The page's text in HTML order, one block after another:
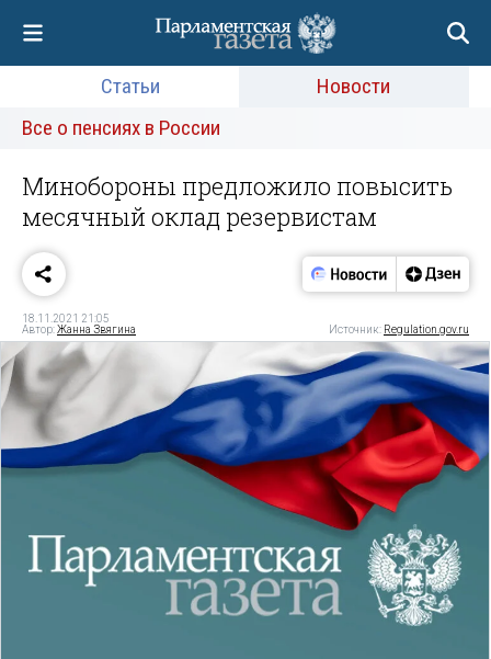
Статьи
Новости
Все о пенсиях в России
Минобороны предложило повысить
месячный оклад резервистам
18.11.2021 21:05
Автор:Жанна Звягина Источник: Regulation.gov.ru